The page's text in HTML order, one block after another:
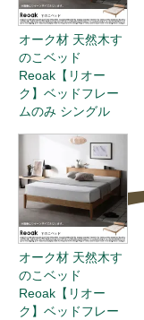
オーク材 天然木す
のこベッド
Reoak【リオー
ク】ベッドフレー
ムのみ シングル
オーク材 天然木す
のこベッド
Reoak【リオー
ク】ベッドフレー